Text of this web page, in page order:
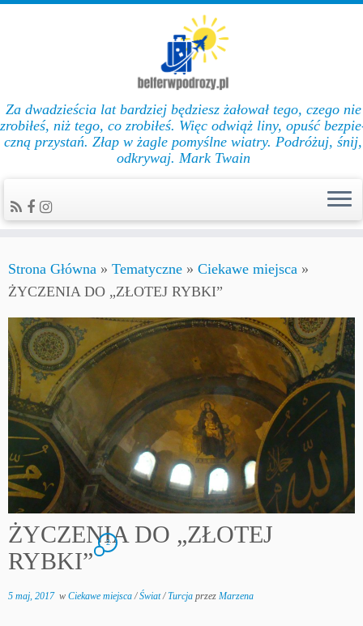
Za dwadzieścia lat bar­dziej będziesz żałował te­go, cze­go nie
zro­biłeś, niż te­go, co zro­biłeś. Więc od­wiąż li­ny, opuść
czną przys­tań. Złap w żag­le po­myślne wiat­ry. Podróżuj, śnij,
odkrywaj. Mark Twain
Strona Główna » Tematyczne » Ciekawe miejsca »
ŻYCZENIA DO „ZŁOTEJ RYBKI”
ŻYCZENIA DO „ZŁOTEJ
RYBKI”
2
5 maj, 2017w Ciekawe miejsca/Świat/Turcja przez Marzena